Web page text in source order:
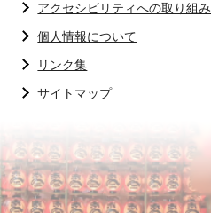
アクセシビリティへの取り組み
個人情報について
リンク集
サイトマップ